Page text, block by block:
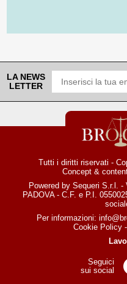
LA NEWS
LETTER
Tutti i diritti riservati -
Concept &
Powered by Sequeri S.r.l.
PADOVA - C.F. e P.I.
Per informazioni:
Cookie Policy -
Seguici
sui social